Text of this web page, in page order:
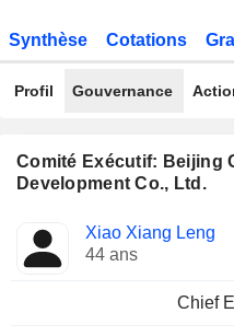
Synthèse Cotations
Profil Gouvernance
Comité Exécutif: Beijing
Development Co., Ltd.
Dirigeant
Fonctions
occupées
Xiao Xiang Leng
44 ans
Chief